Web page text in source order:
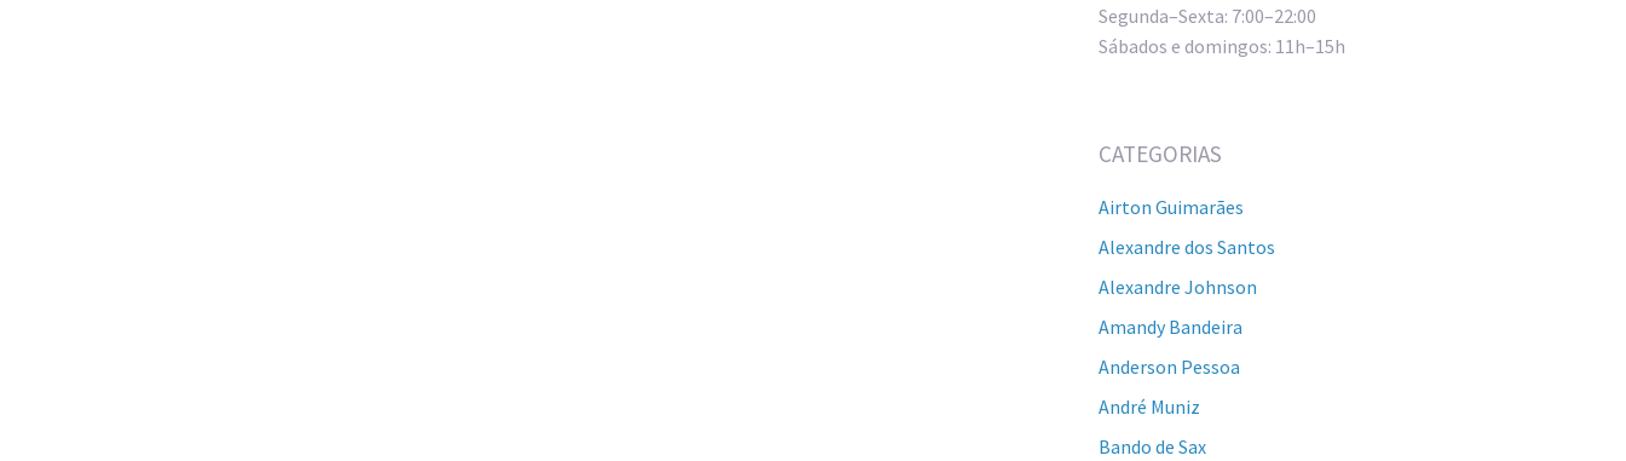
Segunda–Sexta: 7:00–22:00
Sábados e domingos: 11h–15h
CATEGORIAS
Airton Guimarães
Alexandre dos Santos
Alexandre Johnson
Amandy Bandeira
Anderson Pessoa
André Muniz
Bando de Sax